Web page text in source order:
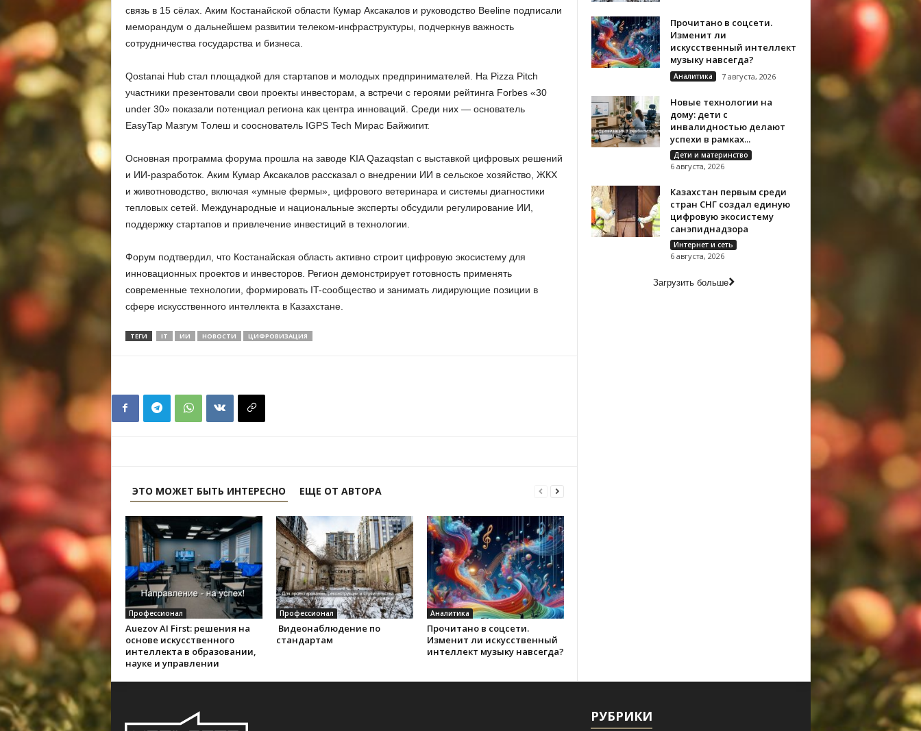
связь в 15 сёлах. Аким Костанайской области Кумар Аксакалов и руководство Beeline подписали
меморандум о дальнейшем развитии телеком-инфраструктуры, подчеркнув важность
сотрудничества государства и бизнеса.
Qostanai Hub стал площадкой для стартапов и молодых предпринимателей. На Pizza Pitch
участники презентовали свои проекты инвесторам, а встречи с героями рейтинга Forbes «30
under 30» показали потенциал региона как центра инноваций. Среди них — основатель
EasyTap Мазгум Толеш и сооснователь IGPS Tech Мирас Байжигит.
Основная программа форума прошла на заводе KIA Qazaqstan с выставкой цифровых решений
и ИИ-разработок. Аким Кумар Аксакалов рассказал о внедрении ИИ в сельское хозяйство, ЖКХ
и животноводство, включая «умные фермы», цифрового ветеринара и системы диагностики
тепловых сетей. Международные и национальные эксперты обсудили регулирование ИИ,
поддержку стартапов и привлечение инвестиций в технологии.
Форум подтвердил, что Костанайская область активно строит цифровую экосистему для
инновационных проектов и инвесторов. Регион демонстрирует готовность применять
современные технологии, формировать IT-сообщество и занимать лидирующие позиции в
сфере искусственного интеллекта в Казахстане.
ТЕГИ IT ИИ НОВОСТИ ЦИФРОВИЗАЦИЯ
ЭТО МОЖЕТ БЫТЬ ИНТЕРЕСНО ЕЩЕ ОТ АВТОРА
Профессионал
Auezov AI First: решения на
основе искусственного
интеллекта в образовании,
науке и управлении
Профессионал
Видеонаблюдение по
стандартам
Аналитика
Прочитано в соцсети.
Изменит ли искусственный
интеллект музыку навсегда?
Прочитано в соцсети.
Изменит ли
искусственный интеллект
музыку навсегда?
Аналитика 7 августа, 2026
Новые технологии на
дому: дети с
инвалидностью делают
успехи в рамках...
Дети и материнство
6 августа, 2026
Казахстан первым среди
стран СНГ создал единую
цифровую экосистему
санэпиднадзора
Интернет и сеть
6 августа, 2026
Загрузить больше
РУБРИКИ